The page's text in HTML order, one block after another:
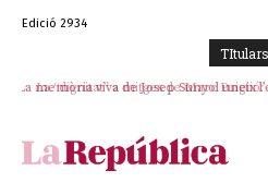
Edició 2934
TItulars
La memòria viva de Josep Sunyol uneix
La “dignitat” a mitges de Marc Puigtió: